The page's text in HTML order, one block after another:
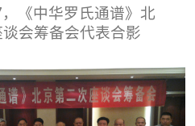
《中华罗氏通谱》北
会筹备会代表合影